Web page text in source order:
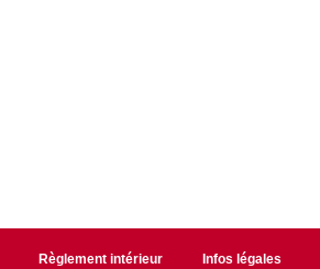
Règlement intérieur Infos légales